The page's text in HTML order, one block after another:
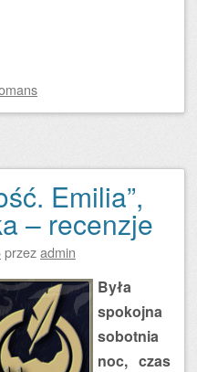
Emilia”,
– recenzje
przezadmin
Była
spokojna
sobotnia
noc, czas